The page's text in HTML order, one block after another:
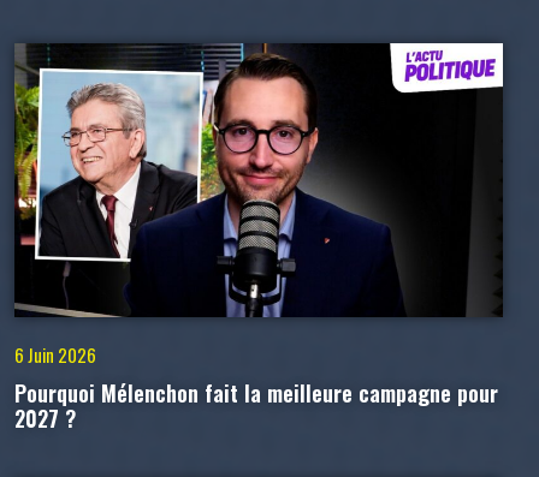
6 Juin 2026
Pourquoi Mélenchon fait la meilleure campagne pour
2027 ?